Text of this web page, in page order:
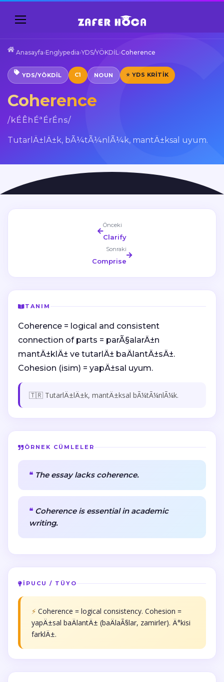
Anasayfa›Englypedia›YDS/YÖKDİL›Coherence
YDS/YÖKDİL C1 NOUN ⭐ YDS KRITIK
Coherence
/kÉÊhÉªÉrÉns/
TutarlÄ±lÄ±k, bÃ¼tÃ¼nlÃ¼k, mantÄ±ksal uyum.
Önceki
Clarify
Sonraki
Comprise
TANIM
Coherence = logical and consistent
connection of parts = parÃ§alarÄ±n
mantÄ±klÄ± ve tutarlÄ± baÄlantÄ±sÄ±.
Cohesion (isim) = yapÄ±sal uyum.
🇹🇷 TutarlÄ±lÄ±k, mantÄ±ksal bÃ¼tÃ¼nlÃ¼k.
ÖRNEK CÜMLELER
The essay lacks coherence.
Coherence is essential in academic
writing.
İPUCU / TÜYO
⚡ Coherence = logical consistency. Cohesion =
yapÄ±sal baÄlantÄ± (baÄlaÃ§lar, zamirler). Ä°kisi
farklÄ±.